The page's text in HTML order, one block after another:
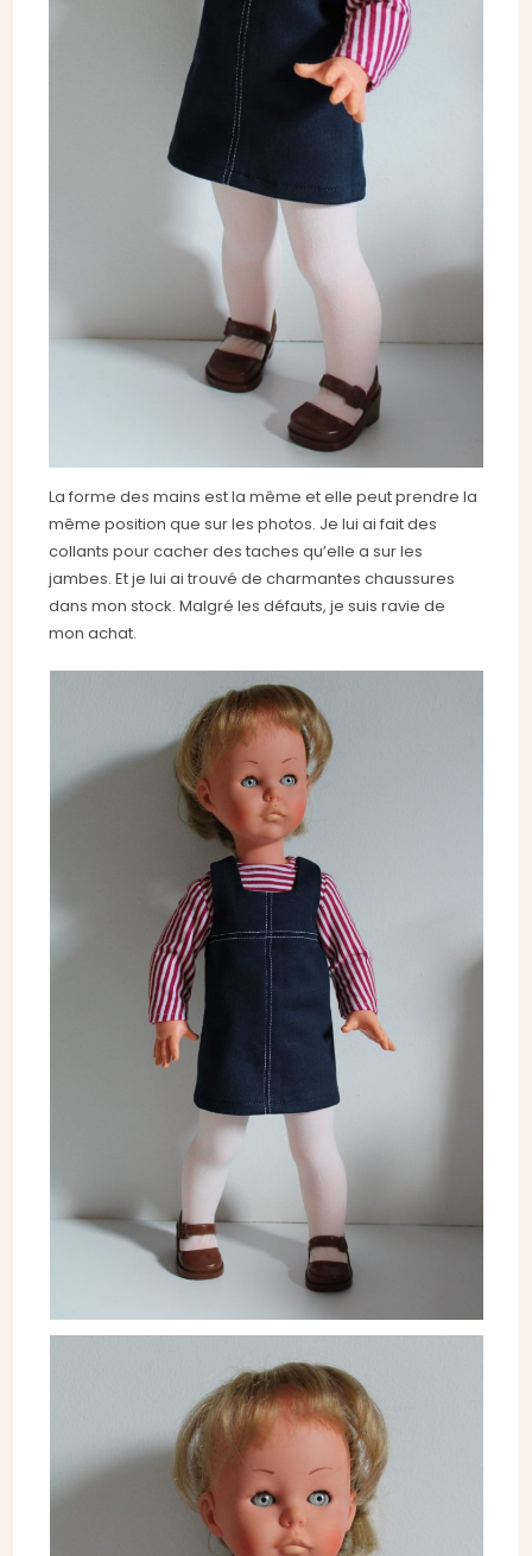
La forme des mains est la même et elle peut prendre la
même position que sur les photos. Je lui ai fait des
collants pour cacher des taches qu’elle a sur les
jambes. Et je lui ai trouvé de charmantes chaussures
dans mon stock. Malgré les défauts, je suis ravie de
mon achat.